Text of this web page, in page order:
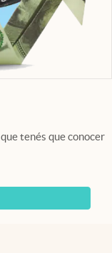
tenés que conocer